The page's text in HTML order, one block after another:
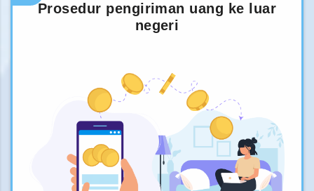
Prosedur pengiriman uang ke luar
negeri